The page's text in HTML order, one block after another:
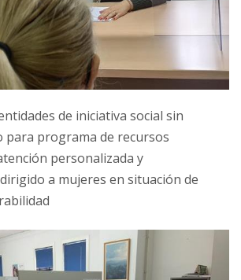
de iniciativa social sin
para programa de recursos
personalizada y
a mujeres en situación de